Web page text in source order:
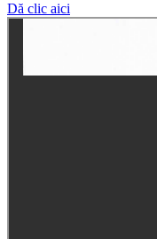
Dă clic aici